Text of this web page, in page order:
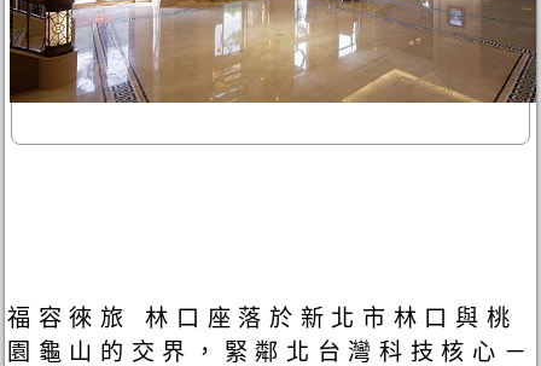
福容徠旅 林口座落於新北市林口與桃
園龜山的交界，緊鄰北台灣科技核心－